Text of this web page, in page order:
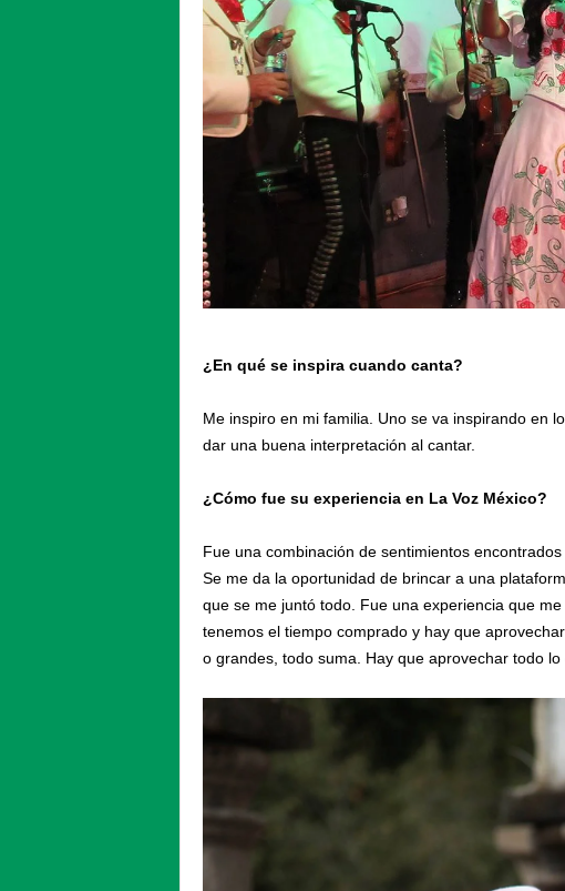
¿En qué se inspira cuando canta?
Me inspiro en mi familia. Uno se va inspirando en
dar una buena interpretación al cantar.
¿Cómo fue su experiencia en La Voz México?
Fue una combinación de sentimientos
Se me da la oportunidad de brincar a una
que se me juntó todo. Fue una experiencia que
tenemos el tiempo comprado y hay que
o grandes, todo suma. Hay que aprovechar todo lo